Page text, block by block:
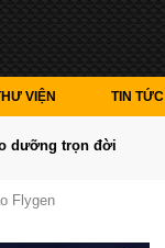
VIỆN TIN TỨC
dưỡng trọn đời
Flygen